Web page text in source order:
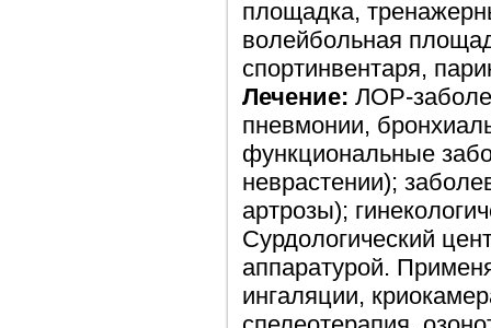
площадка,
волейбольная
спортинвентаря,
Лечение: ЛОР-
пневмонии,
функциональные
неврастении);
артрозы);
Сурдологический
аппаратурой.
ингаляции,